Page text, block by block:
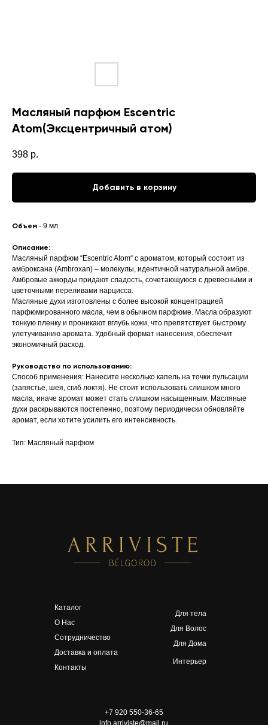
Масляный парфюм Escentric
Atom(Эксцентричный атом)
398 р.
Добавить в корзину
Объем - 9 мл
Описание:
Масляный парфюм “Escentric Atom“ с ароматом, который состоит из
амброксана (Ambroxan) – молекулы, идентичной натуральной амбре.
Амбровые аккорды придают сладость, сочетающуюся с древесными и
цветочными переливами нарцисса.
Масляные духи изготовлены с более высокой концентрацией
парфюмированного масла, чем в обычном парфюме. Масла образуют
тонкую пленку и проникают вглубь кожи, что препятствует быстрому
улетучиванию аромата. Удобный формат нанесения, обеспечит
экономичный расход.
Руководство по использованию:
Способ применения: Нанесите несколько капель на точки пульсации
(запястье, шея, сгиб локтя). Не стоит использовать слишком много
масла, иначе аромат может стать слишком насыщенным. Масляные
духи раскрываются постепенно, поэтому периодически обновляйте
аромат, если хотите усилить его интенсивность.
Тип: Масляный парфюм
+7 920 550-36-65
info.arriviste@mail.ru
Для тела
Для Волос
Для Дома
Интерьер
Каталог
О Нас
Сотрудничество
Доставка и оплата
Контакты